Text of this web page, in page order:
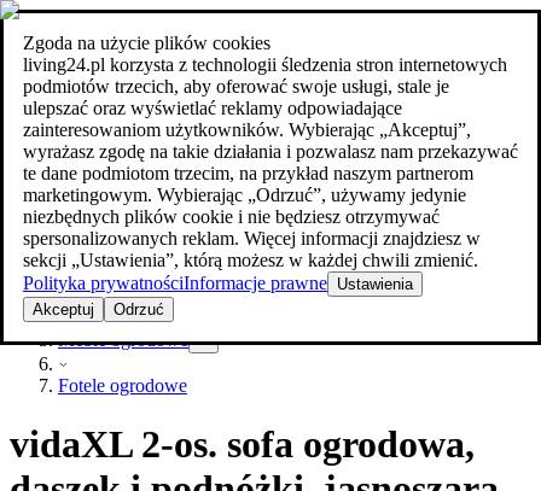
Zgoda na użycie plików cookies
living24.pl korzysta z technologii śledzenia stron internetowych
podmiotów trzecich, aby oferować swoje usługi, stale je
ulepszać oraz wyświetlać reklamy odpowiadające
zainteresowaniom użytkowników. Wybierając „Akceptuj”,
wyrażasz zgodę na takie działania i pozwalasz nam przekazywać
te dane podmiotom trzecim, na przykład naszym partnerom
marketingowym. Wybierając „Odrzuć”, używamy jedynie
niezbędnych plików cookie i nie będziesz otrzymywać
spersonalizowanych reklam. Więcej informacji znajdziesz w
sekcji „Ustawienia”, którą możesz w każdej chwili zmienić.
Polityka prywatnościInformacje prawne Ustawienia
Akceptuj
Odrzuć
Szukaj
meble w najlepszej ceniemeble w najlepszej cenie
Ogród
Meble ogrodowe
Fotele ogrodowe
vidaXL 2-os. sofa ogrodowa,